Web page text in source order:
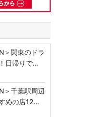
＞関東のドラ
日帰りで…
＞千葉駅周辺
めの店12…